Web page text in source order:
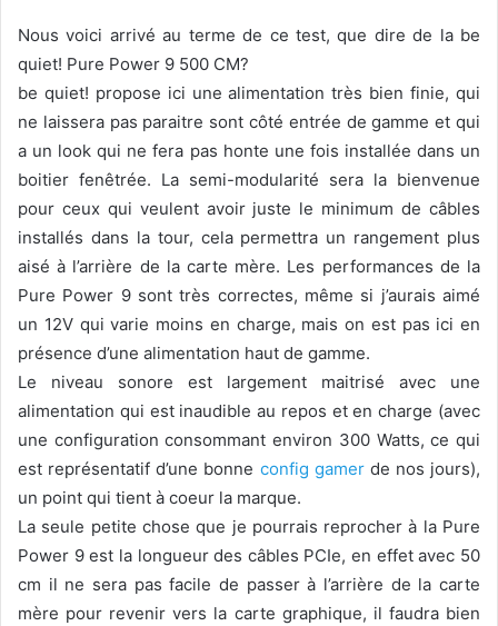
Nous voici arrivé au terme de ce test, que dire de la be
quiet! Pure Power 9 500 CM?
be quiet! propose ici une alimentation très bien finie, qui
ne laissera pas paraitre sont côté entrée de gamme et qui
a un look qui ne fera pas honte une fois installée dans un
boitier fenêtrée. La semi-modularité sera la bienvenue
pour ceux qui veulent avoir juste le minimum de câbles
installés dans la tour, cela permettra un rangement plus
aisé à l’arrière de la carte mère. Les performances de la
Pure Power 9 sont très correctes, même si j’aurais aimé
un 12V qui varie moins en charge, mais on est pas ici en
présence d’une alimentation haut de gamme.
Le niveau sonore est largement maitrisé avec une
alimentation qui est inaudible au repos et en charge (avec
une configuration consommant environ 300 Watts, ce qui
est représentatif d’une bonne config gamerde nos jours),
un point qui tient à coeur la marque.
La seule petite chose que je pourrais reprocher à la Pure
Power 9 est la longueur des câbles PCIe, en effet avec 50
cm il ne sera pas facile de passer à l’arrière de la carte
mère pour revenir vers la carte graphique, il faudra bien